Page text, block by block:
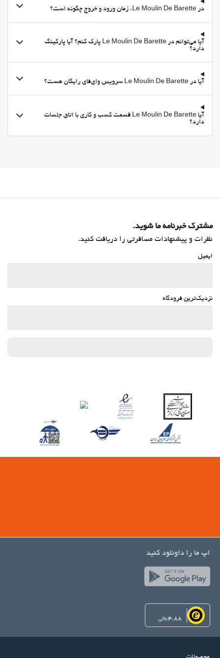
در Le Moulin De Barette، زمان ورود و خروج چگونه است؟
آیا می‌توانم در Le Moulin De Barette پارک کنم؟ آیا پارکینگ
دارد؟
آیا در Le Moulin De Barette سرویس وای‌فای رایگان هست؟
آیا Le Moulin De Barette قسمت کسب و کاری با اتاق جلسات
دارد؟
مشترک خبرنامه ما شوید.
نظرات و پیشنهادات مسافرتی را دریافت کنید.
ایمیل
نزدیک‌ترین فرودگاه
اپ ما را داونلود کنید
4.88عالی